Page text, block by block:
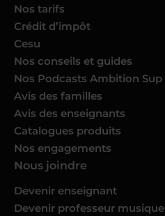
Nos tarifs
Crédit d’impôt
Cesu
Nos conseils et guides
Nos Podcasts Ambition Sup
Avis des familles
Avis des enseignants
Catalogues produits
Nos engagements
Nous joindre
Devenir enseignant
Devenir professeur musique